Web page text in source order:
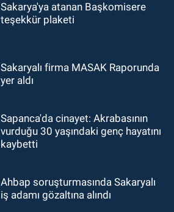
Sakarya'ya atanan Başkomisere
teşekkür plaketi
Sakaryalı firma MASAK Raporunda
yer aldı
Sapanca'da cinayet: Akrabasının
vurduğu 30 yaşındaki genç hayatını
kaybetti
Ahbap soruşturmasında Sakaryalı
iş adamı gözaltına alındı